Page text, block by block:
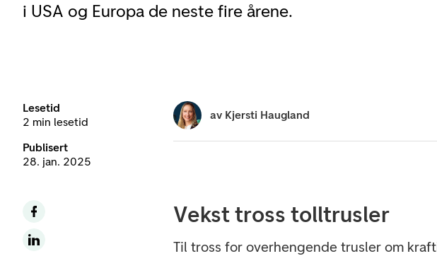
i USA og Europa de neste fire årene.
Lesetid
2 min lesetid
Publisert
28. jan. 2025
av Kjersti Haugland
Vekst tross tolltrusler
Til tross for overhengende trusler om